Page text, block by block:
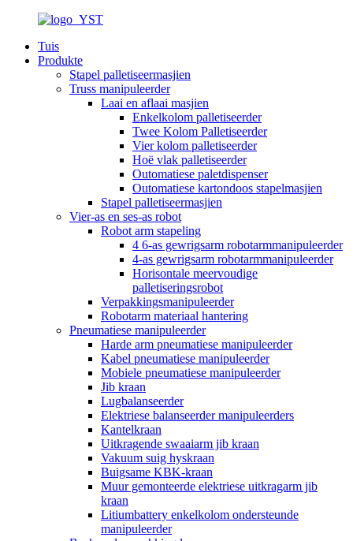
Tuis
Produkte
Stapel palletiseermasjien
Truss manipuleerder
Laai en aflaai masjien
Enkelkolom palletiseerder
Twee Kolom Palletiseerder
Vier kolom palletiseerder
Hoë vlak palletiseerder
Outomatiese paletdispenser
Outomatiese kartondoos stapelmasjien
Stapel palletiseermasjien
Vier-as en ses-as robot
Robot arm stapeling
4 6-as gewrigsarm robotarmmanipuleerder
4-as gewrigsarm robotarmmanipuleerder
Horisontale meervoudige
palletiseringsrobot
Verpakkingsmanipuleerder
Robotarm materiaal hantering
Pneumatiese manipuleerder
Harde arm pneumatiese manipuleerder
Kabel pneumatiese manipuleerder
Mobiele pneumatiese manipuleerder
Jib kraan
Lugbalanseerder
Elektriese balanseerder manipuleerders
Kantelkraan
Uitkragende swaaiarm jib kraan
Vakuum suig hyskraan
Buigsame KBK-kraan
Muur gemonteerde elektriese uitkragarm jib
kraan
Litiumbattery enkelkolom ondersteunde
manipuleerder